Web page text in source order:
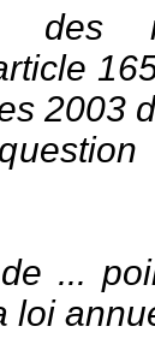
2003
...
loi